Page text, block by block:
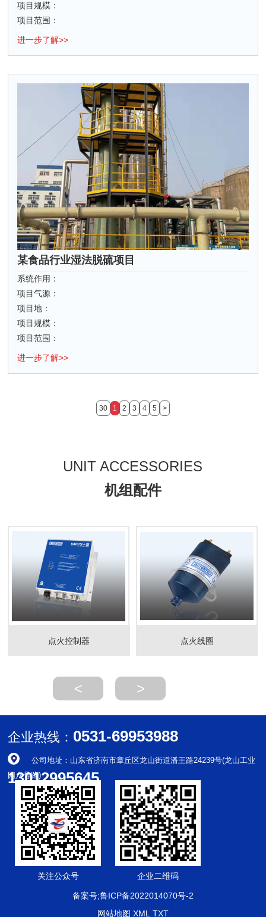
项目规模：
项目范围：
进一步了解>>
某食品行业湿法脱硫项目
系统作用：
项目气源：
项目地：
项目规模：
项目范围：
进一步了解>>
30 1 2 3 4 5 >
UNIT ACCESSORIES
机组配件
点火控制器 点火线圈
< >
企业热线： 0531-69953988
13012995645
公司地址：山东省济南市章丘区龙山街道潘王路24239号(龙山工业
园八号路)
关注公众号 企业二维码
备案号;鲁ICP备2022014070号-2
网站地图 XML TXT